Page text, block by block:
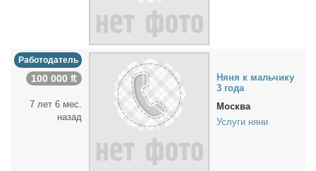
Работодатель
100 000 ₶
7 лет 6 мес.
назад
Ня­ня к маль­чи­ку
3 го­да
Москва
Услуги няни